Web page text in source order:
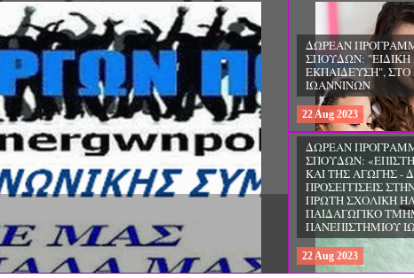
ΔΩΡΕΑΝ
ΣΠΟΥΔΩΝ: "ΕΙΔΙΚΗ
ΕΚΠΑΙΔΕΥΣΗ",
ΙΩΑΝΝΙΝΩΝ
22Aug 2023
ΔΩΡΕΑΝ
ΣΠΟΥΔΩΝ:
ΚΑΙ ΤΗΣ ΑΓΩΓΗΣ -
ΠΡΟΣΕΓΓΙΣΕΙΣ
ΠΡΩΤΗ ΣΧΟΛΙΚΗ
ΠΑΙΔΑΓΩΓΙΚΟ
ΠΑΝΕΠΙΣΤΗΜΙΟΥ
22Aug 2023